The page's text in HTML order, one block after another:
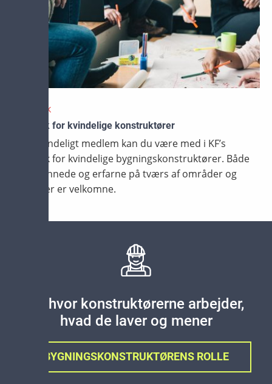
NETVÆRK
Netværk for kvindelige konstruktører
Som kvindeligt medlem kan du være med i KF’s
netværk for kvindelige bygningskonstruktører. Både
nyuddannede og erfarne på tværs af områder og
brancher er velkomne.
Se hvor konstruktørerne arbejder,
hvad de laver og mener
BYGNINGSKONSTRUKTØRENS ROLLE